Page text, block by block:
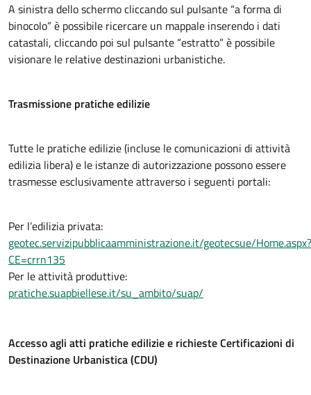
A sinistra dello schermo cliccando sul pulsante “a forma di
binocolo” è possibile ricercare un mappale inserendo i dati
catastali, cliccando poi sul pulsante “estratto” è possibile
visionare le relative destinazioni urbanistiche.
Trasmissione pratiche edilizie
Tutte le pratiche edilizie (incluse le comunicazioni di attività
edilizia libera) e le istanze di autorizzazione possono essere
trasmesse esclusivamente attraverso i seguenti portali:
Per l’edilizia privata:
geotec.servizipubblicaamministrazione.it/geotecsue/Home.aspx?
CE=crrn135
Per le attività produttive:
pratiche.suapbiellese.it/su_ambito/suap/
Accesso agli atti pratiche edilizie e richieste Certificazioni di
Destinazione Urbanistica (CDU)